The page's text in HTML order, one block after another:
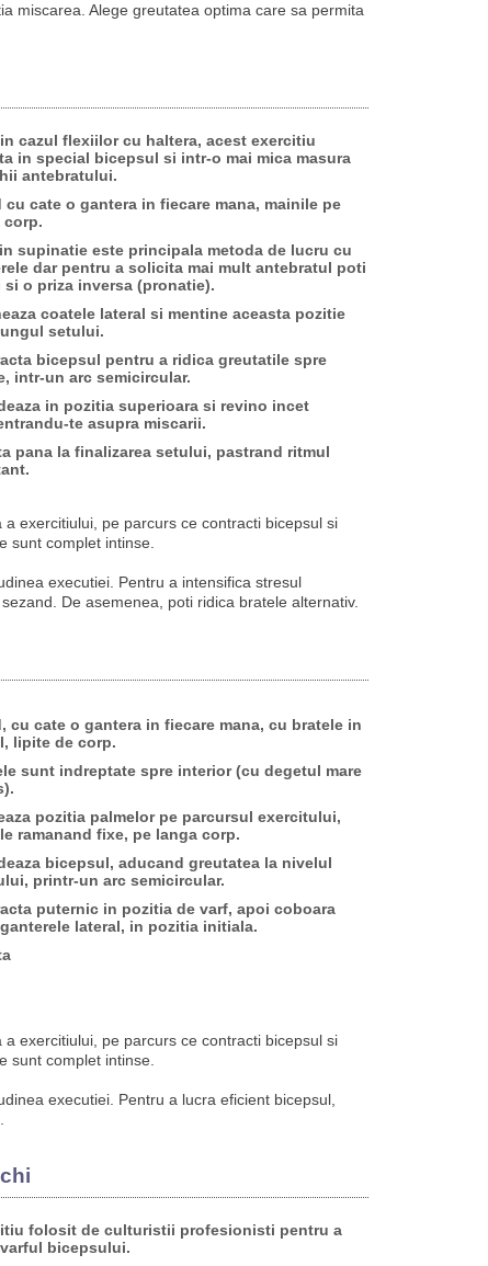
miscarea. Alege greutatea optima care sa permita
cazul flexiilor cu haltera, acest exercitiu
in special bicepsul si intr-o mai mica masura
antebratului.
cu cate o gantera in fiecare mana, mainile pe
corp.
supinatie este principala metoda de lucru cu
dar pentru a solicita mai mult antebratul poti
o priza inversa (pronatie).
coatele lateral si mentine aceasta pozitie
setului.
bicepsul pentru a ridica greutatile spre
intr-un arc semicircular.
in pozitia superioara si revino incet
te asupra miscarii.
pana la finalizarea setului, pastrand ritmul
exercitiului, pe parcurs ce contracti bicepsul si
sunt complet intinse.
executiei. Pentru a intensifica stresul
De asemenea, poti ridica bratele alternativ.
cu cate o gantera in fiecare mana, cu bratele in
lipite de corp.
sunt indreptate spre interior (cu degetul mare
pozitia palmelor pe parcursul exercitului,
ramanand fixe, pe langa corp.
bicepsul, aducand greutatea la nivelul
printr-un arc semicircular.
puternic in pozitia de varf, apoi coboara
lateral, in pozitia initiala.
exercitiului, pe parcurs ce contracti bicepsul si
sunt complet intinse.
executiei. Pentru a lucra eficient bicepsul,
folosit de culturistii profesionisti pentru a
bicepsului.